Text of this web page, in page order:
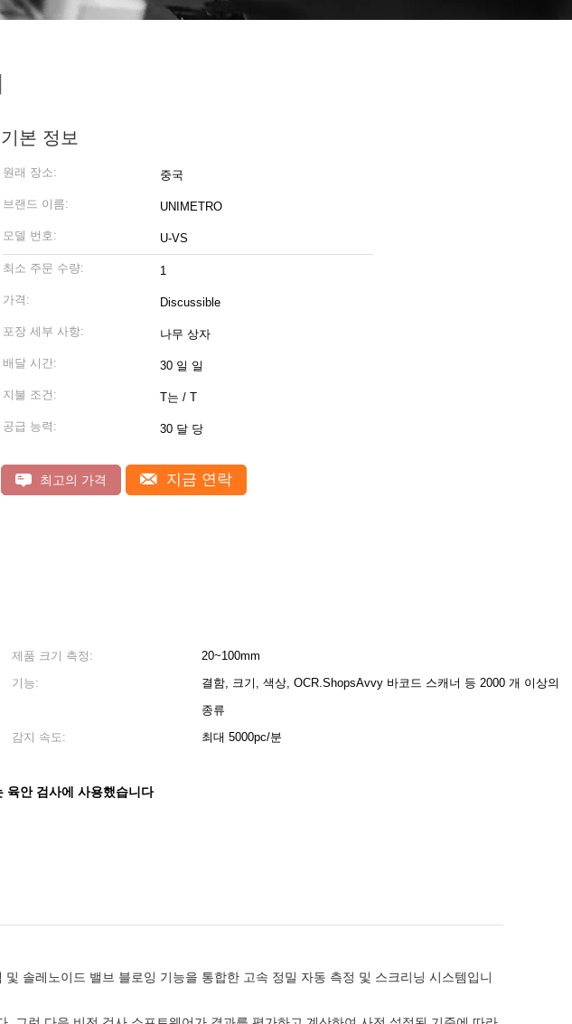
기본 정보
원래 장소: 중국
브랜드 이름: UNIMETRO
모델 번호: U-VS
최소 주문 수량: 1
가격: Discussible
포장 세부 사항: 나무 상자
배달 시간: 30 일 일
지불 조건: T는 / T
공급 능력: 30 달 당
최고의 가격 지금 연락
제품 크기 측정:
20~100mm
기능:
결함, 크기, 색상, OCR.ShopsAvvy 바코드 스캐너 등 2000 개 이상의
종류
감지 속도:
최대 5000pc/분
육안 검사에 사용했습니다
솔레노이드 밸브 블로잉 기능을 통합한 고속 정밀 자동 측정 및 스크리닝 시스템입니